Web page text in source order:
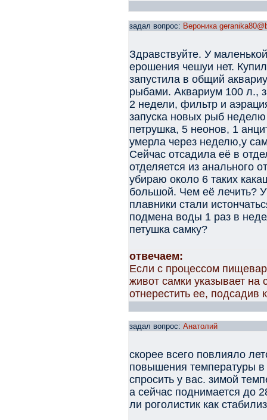
задал вопрос: Вероника
Здравствуйте. У
ерошения чешуи нет.
запустила в общий
рыбами. Аквариум 100 л.,
2 недели, фильтр и
запуска новых рыб
петрушка, 5 неонов, 1
умерла через неделю,у
Сейчас отсадила её в
отделяется из анального
убираю около 6 таких
большой. Чем её лечить?
плавники стали
подмена воды 1 раз в
петушка самку?
отвечаем:
Если с процессом
живот самки указывает
отнерестить ее, подсадив
задал вопрос: Анатолий
скорее всего повлияло
повышения температуры
спросить у вас. зимой
а сейчас поднимается до
ли роголистик как